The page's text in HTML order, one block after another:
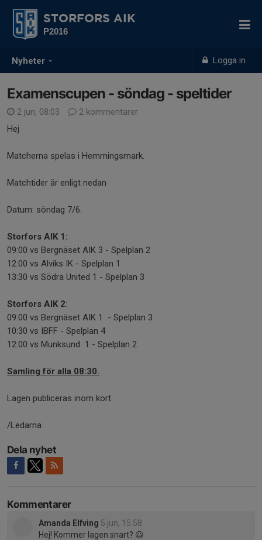
Nyheter Logga in
STORFORS AIK
P2016
Examenscupen - söndag - speltider
2 jun, 08:03
2 kommentarer
Hej
Matcherna spelas i Hemmingsmark.
Matchtider är enligt nedan
Datum: söndag 7/6.
Storfors AIK 1:
09:00 vs Bergnäset AIK 3 - Spelplan 2
12:00 vs Alviks IK - Spelplan 1
13:30 vs Södra United 1 - Spelplan 3
Storfors AIK 2:
09:00 vs Bergnäset AIK 1 - Spelplan 3
10:30 vs IBFF - Spelplan 4
12:00 vs Munksund 1 - Spelplan 2
Samling för alla 08:30.
Lagen publiceras inom kort.
/Ledarna
Dela nyhet
Kommentarer
Amanda Elfving 5 jun, 15:58
Hej! Kommer lagen snart? 😃